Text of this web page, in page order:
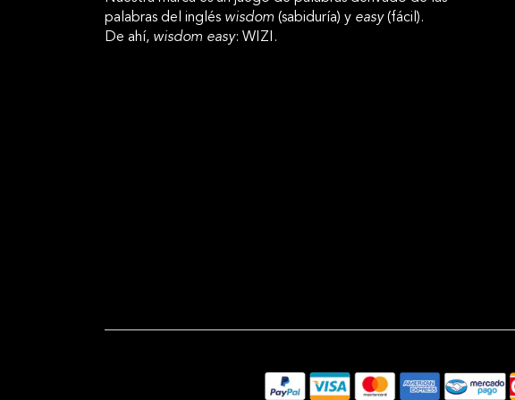
palabras del inglés wisdom (sabiduría) y easy(fácil).
De ahí, wisdom easy: WIZI.